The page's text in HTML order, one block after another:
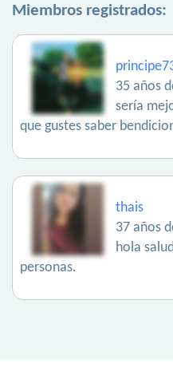
Miembros registrados:
35 años
sería
que gustes saber
thais
37 años
hola
personas.